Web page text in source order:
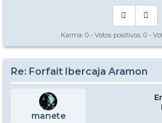
Karma: 0 - Votos positivos: 0 -
Re: Forfait Ibercaja Aramon
manete